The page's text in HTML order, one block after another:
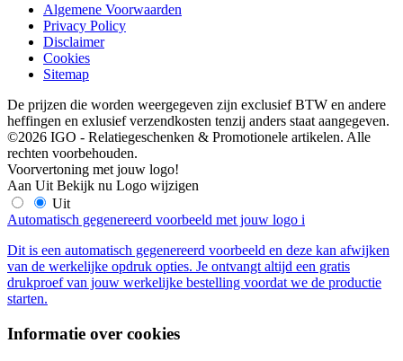
Algemene Voorwaarden
Privacy Policy
Disclaimer
Cookies
Sitemap
De prijzen die worden weergegeven zijn exclusief BTW en andere
heffingen en exlusief verzendkosten tenzij anders staat aangegeven.
©2026 IGO - Relatiegeschenken & Promotionele artikelen. Alle
rechten voorbehouden.
Voorvertoning met jouw logo!
Aan Uit Bekijk nu Logo wijzigen
Uit
Automatisch gegenereerd voorbeeld met jouw logo i
Dit is een automatisch gegenereerd voorbeeld en deze kan afwijken
van de werkelijke opdruk opties. Je ontvangt altijd een gratis
drukproef van jouw werkelijke bestelling voordat we de productie
starten.
Informatie over cookies